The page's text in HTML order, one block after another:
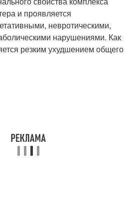
и проявляется
невротическими,
нарушениями. Как
резким ухудшением общего